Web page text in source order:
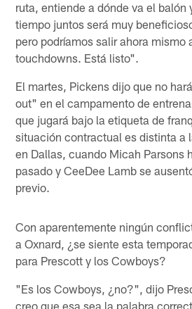
ruta, entiende a dónde va el balón
tiempo juntos será muy
pero podríamos salir ahora mismo
touchdowns. Está listo".
El martes, Pickens dijo que no
out" en el campamento de
que jugará bajo la etiqueta de
situación contractual es distinta a
en Dallas, cuando Micah Parsons
pasado y CeeDee Lamb se
previo.
Con aparentemente ningún
a Oxnard, ¿se siente esta
para Prescott y los Cowboys?
"Es los Cowboys, ¿no?", dijo
creo que esa sea la palabra